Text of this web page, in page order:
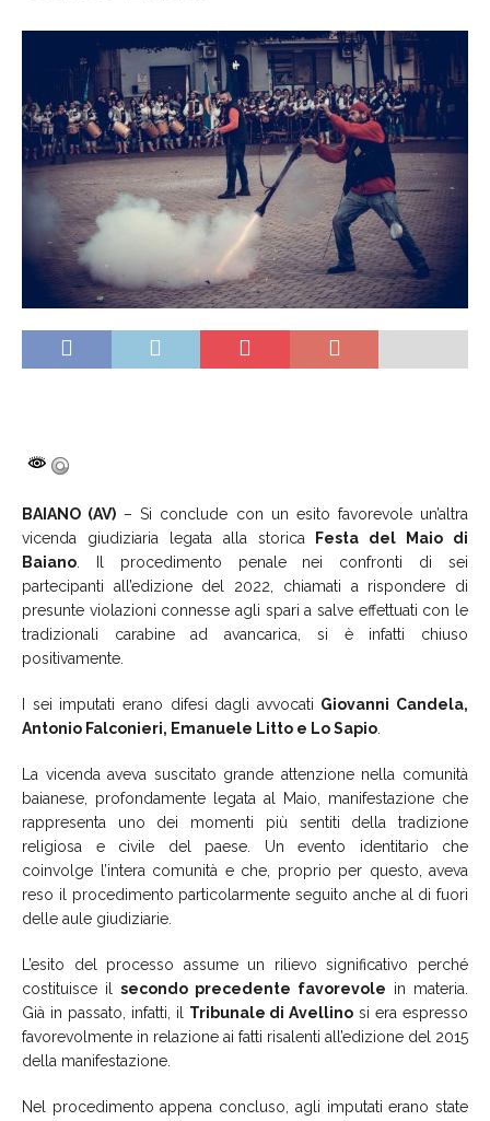
BAIANO (AV) – Si conclude con un esito favorevole un’altra
vicenda giudiziaria legata alla storica
Festa del Maio di
Baiano. Il procedimento penale nei confronti di sei
partecipanti all’edizione del 2022, chiamati a rispondere di
presunte violazioni connesse agli spari a salve effettuati con le
tradizionali carabine ad avancarica, si è infatti chiuso
positivamente.
I sei imputati erano difesi dagli avvocati Giovanni Candela,
Antonio Falconieri, Emanuele Litto e Lo Sapio.
La vicenda aveva suscitato grande attenzione nella comunità
baianese, profondamente legata al Maio, manifestazione che
rappresenta uno dei momenti più sentiti della tradizione
religiosa e civile del paese. Un evento identitario che
coinvolge l’intera comunità e che, proprio per questo, aveva
reso il procedimento particolarmente seguito anche al di fuori
delle aule giudiziarie.
L’esito del processo assume un rilievo significativo perché
costituisce il secondo precedente favorevole in materia.
Già in passato, infatti, il Tribunale di Avellino si era espresso
favorevolmente in relazione ai fatti risalenti all’edizione del 2015
della manifestazione.
Nel procedimento appena concluso, agli imputati erano state